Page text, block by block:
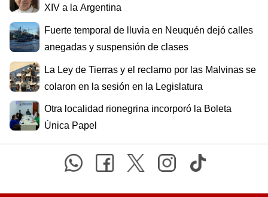
XIV a la Argentina
Fuerte temporal de lluvia en Neuquén dejó calles
anegadas y suspensión de clases
La Ley de Tierras y el reclamo por las Malvinas se
colaron en la sesión en la Legislatura
Otra localidad rionegrina incorporó la Boleta
Única Papel